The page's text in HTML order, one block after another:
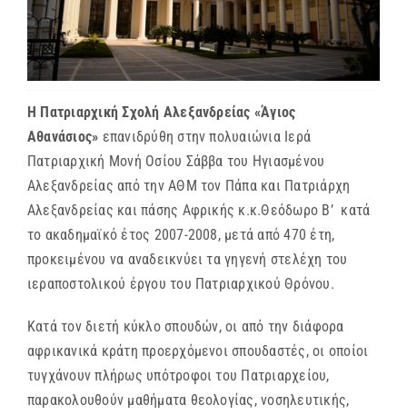
MEDIA
ΕΝΗΜΕΡΩΣΗ
ΣΥΝΔΕΣΕΙΣ
Η Πατριαρχική Σχολή Αλεξανδρείας «Άγιος
Αθανάσιος» επανιδρύθη στην πολυαιώνια Ιερά
Πατριαρχική Μονή Οσίου Σάββα του Ηγιασμένου
Αλεξανδρείας από την ΑΘΜ τον Πάπα και Πατριάρχη
Αλεξανδρείας και πάσης Αφρικής κ.κ.Θεόδωρο Β’ κατά
το ακαδημαϊκό έτος 2007-2008, μετά από 470 έτη,
προκειμένου να αναδεικνύει τα γηγενή στελέχη του
ιεραποστολικού έργου του Πατριαρχικού Θρόνου.
Κατά τον διετή κύκλο σπουδών, οι από την διάφορα
αφρικανικά κράτη προερχόμενοι σπουδαστές, οι οποίοι
τυγχάνουν πλήρως υπότροφοι του Πατριαρχείου,
παρακολουθούν μαθήματα θεολογίας, νοσηλευτικής,